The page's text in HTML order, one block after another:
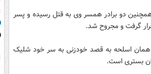
دو برادر همسر وی به قتل رسیده و پسر
گرفت و مجروح شد.
اسلحه به قصد خودزنی به سر خود شلیک
بستری است.